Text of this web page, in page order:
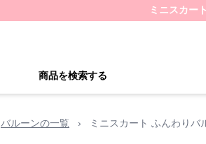
ミニスカー
商品を検索する
バルーンの一覧 › ミニスカート ふんわりバ